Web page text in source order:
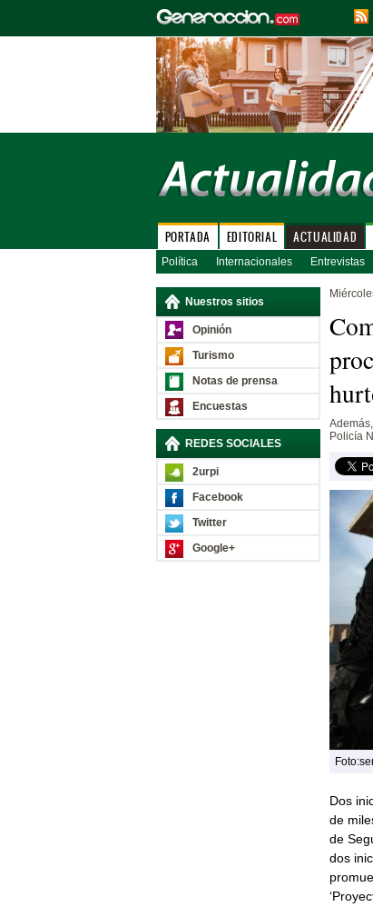
PORTADA EDITORIAL ACTUALIDAD
Política Internacionales Entrevistas
Nuestros sitios
Opinión
Turismo
Notas de prensa
Encuestas
REDES SOCIALES
2urpi
Facebook
Twitter
Google+
Policía
Dos
de
de
dos